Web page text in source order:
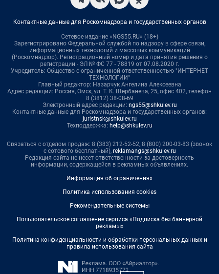
Контактные данные для Роскомнадзора и государственных органов
Сетевое издание «NGS55.RU» (18+)
Зарегистрировано Федеральной службой по надзору в сфере связи,
информационных технологий и массовых коммуникаций
(Роскомнадзор). Регистрационный номер и дата принятия решения о
регистрации - ЭЛ № ФС 77 - 78819 от 07.08.2020 г.
Учредитель: Общество с ограниченной ответственностью "ИНТЕРНЕТ
ТЕХНОЛОГИИ"
Главный редактор: Назарчук Ангелина Алексеевна
Адрес редакции: Россия, Омск, ул. Т. К. Щербанева, 25, офис 402, телефон
8 (3812) 38-08-69
Электронный адрес редакции: ngs55@shkulev.ru
Контактные данные для Роскомнадзора и государственных органов:
juristnsk@shkulev.ru
Техподдержка: help@shkulev.ru
Связаться с отделом продаж: 8 (383) 212-52-52, 8 (800) 200-03-83 (звонок
с сотового бесплатный), reklamangs@shkulev.ru
Редакция сайта не несет ответственности за достоверность
информации, содержащейся в рекламных объявлениях.
Информация об ограничениях
Политика использования cookies
Рекомендательные системы
Пользовательское соглашение сервиса «Подписка без баннерной
рекламы»
Политика конфиденциальности и обработки персональных данных и
правила использования сайта